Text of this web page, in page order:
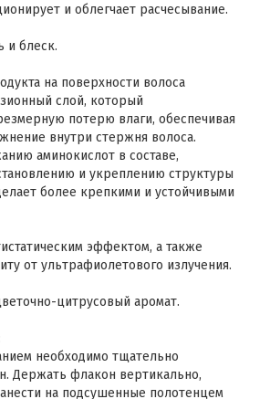
и облегчает расчесывание.
и блеск.
на поверхности волоса
слой, который
потерю влаги, обеспечивая
внутри стержня волоса.
аминокислот в составе,
и укреплению структуры
более крепкими и устойчивыми
эффектом, а также
от ультрафиолетового излучения.
цитрусовый аромат.
необходимо тщательно
Держать флакон вертикально,
на подсушенные полотенцем